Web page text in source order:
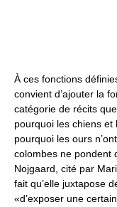
À ces fonctions
convient d’ajouter la
catégorie de récits
pourquoi les chiens
pourquoi les ours
colombes ne pondent
Nojgaard, cité par
fait qu’elle juxtapose
«d’exposer une